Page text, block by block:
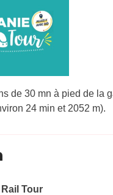
de 30 mn à pied de la
24 min et 2052 m).
Tour​